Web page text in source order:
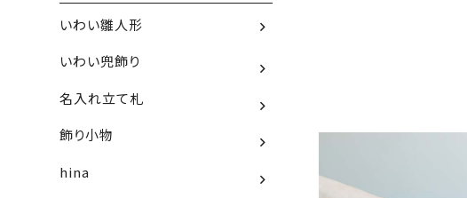
いわい雛人形
いわい兜飾り
名入れ立て札
飾り小物
hina